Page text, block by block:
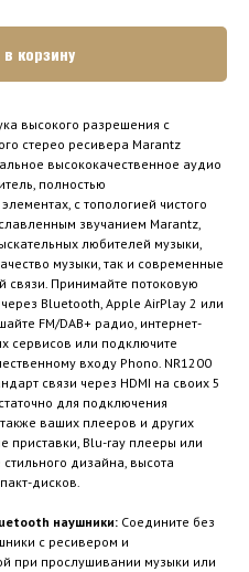
корзину
высокого разрешения с
стерео ресивера Marantz
высококачественное аудио
полностью
с топологией чистого
звучанием Marantz,
любителей музыки,
музыки, так и современные
связи. Принимайте потоковую
Bluetooth, Apple AirPlay 2 или
FM/DAB+ радио, интернет-
сервисов или подключите
входу Phono. NR1200
связи через HDMI на своих 5
для подключения
ваших плееров и других
приставки, Blu-ray плееры или
дизайна, высота
дисков.
наушники: Соедините без
с ресивером и
при прослушивании музыки или